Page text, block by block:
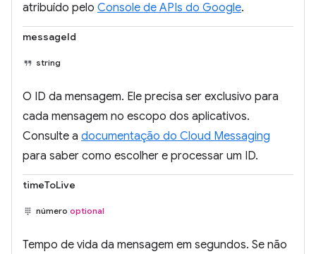
atribuído pelo Console de APIs do Google.
messageId
string
O ID da mensagem. Ele precisa ser exclusivo para
cada mensagem no escopo dos aplicativos.
Consulte a documentação do Cloud Messaging
para saber como escolher e processar um ID.
timeToLive
número optional
Tempo de vida da mensagem em segundos. Se não